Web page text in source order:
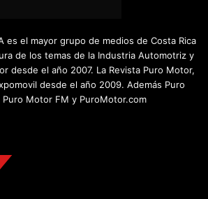
es el mayor grupo de medios de Costa Rica
de los temas de la Industria Automotriz y
desde el año 2007. La Revista Puro Motor,
desde el año 2009. Además Puro
Puro Motor FM y PuroMotor.com